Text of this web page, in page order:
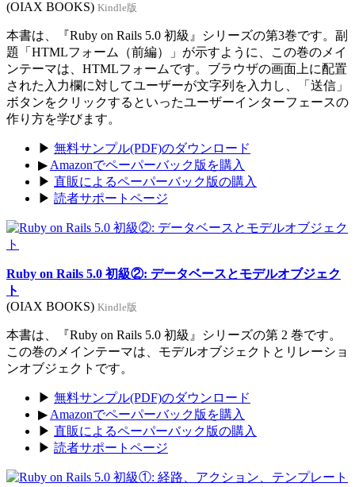
(OIAX BOOKS) Kindle版
本書は、『Ruby on Rails 5.0 初級』シリーズの第3巻です。副
題「HTMLフォーム（前編）」が示すように、この巻のメイ
ンテーマは、HTMLフォームです。ブラウザの画面上に配置
された入力欄に対してユーザーが文字列を入力し、「送信」
ボタンをクリックするといったユーザーインターフェースの
作り方を学びます。
▶ 無料サンプル(PDF)のダウンロード
▶ Amazonでペーパーバック版を購入
▶ 直販によるペーパーバック版の購入
▶ 読者サポートページ
Ruby on Rails 5.0 初級②: データベースとモデルオブジェク
ト
(OIAX BOOKS) Kindle版
本書は、『Ruby on Rails 5.0 初級』シリーズの第 2 巻です。
この巻のメインテーマは、モデルオブジェクトとリレーショ
ンオブジェクトです。
▶ 無料サンプル(PDF)のダウンロード
▶ Amazonでペーパーバック版を購入
▶ 直販によるペーパーバック版の購入
▶ 読者サポートページ